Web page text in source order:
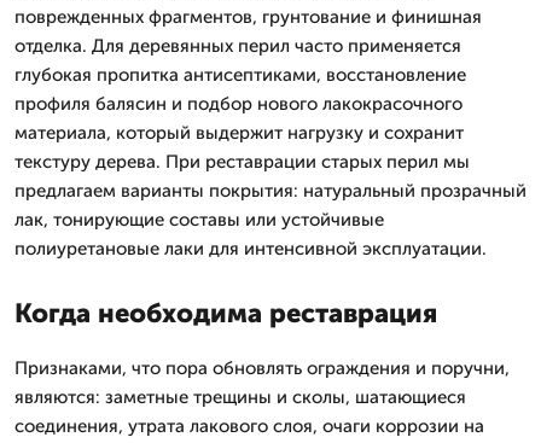
поврежденных фрагментов, грунтование и финишная
отделка. Для деревянных перил часто применяется
глубокая пропитка антисептиками, восстановление
профиля балясин и подбор нового лакокрасочного
материала, который выдержит нагрузку и сохранит
текстуру дерева. При реставрации старых перил мы
предлагаем варианты покрытия: натуральный прозрачный
лак, тонирующие составы или устойчивые
полиуретановые лаки для интенсивной эксплуатации.
Когда необходима реставрация
Признаками, что пора обновлять ограждения и поручни,
являются: заметные трещины и сколы, шатающиеся
соединения, утрата лакового слоя, очаги коррозии на